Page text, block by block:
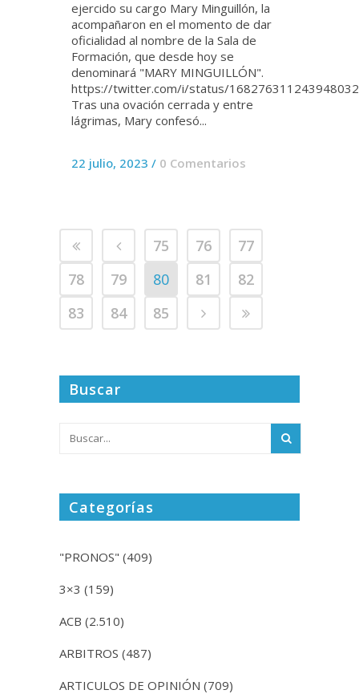
ejercido su cargo Mary Minguillón, la
acompañaron en el momento de dar
oficialidad al nombre de la Sala de
Formación, que desde hoy se
denominará "MARY MINGUILLÓN".
https://twitter.com/i/status/
Tras una ovación cerrada y entre
lágrimas, Mary confesó...
22 julio, 2023 / 0 Comentarios
75 76
77
78
79 80 81
82
83
84 85
Buscar
Categorías
"PRONOS" (409)
3×3 (159)
ACB (2.510)
ARBITROS (487)
ARTICULOS DE OPINIÓN (709)